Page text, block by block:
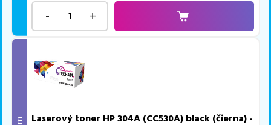
- +
Laserový toner HP 304A (CC530A) black (čierna) -